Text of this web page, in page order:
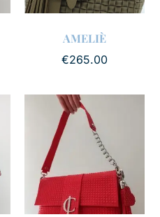
AMELIÈ
€265.00